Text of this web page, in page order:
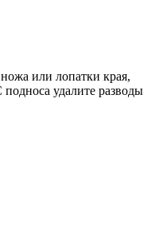
или лопатки края,
удалите разводы